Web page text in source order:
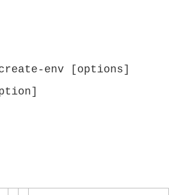
env [options]